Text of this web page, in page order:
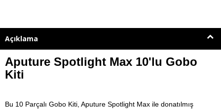
Açıklama
Aputure Spotlight Max 10'lu Gobo
Kiti
Bu 10 Parçalı Gobo Kiti, Aputure Spotlight Max ile donatılmış